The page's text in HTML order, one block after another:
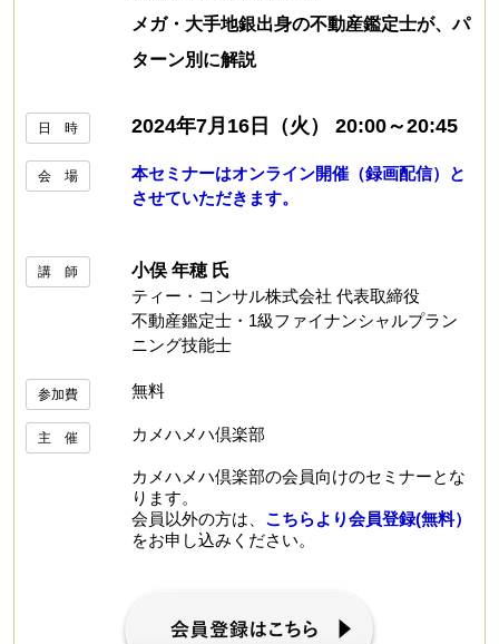
メガ・大手地銀出身の不動産鑑定士が、パ
ターン別に解説
日 時 2024年7月16日（火） 20:00～20:45
会 場
本セミナーはオンライン開催（録画配信）と
させていただきます。
講 師
小俣 年穂 氏
ティー・コンサル株式会社 代表取締役
不動産鑑定士・1級ファイナンシャルプラン
ニング技能士
参加費 無料
主 催 カメハメハ倶楽部
カメハメハ倶楽部の会員向けのセミナーとな
ります。
会員以外の方は、 こちらより会員登録(無料）
をお申し込みください。